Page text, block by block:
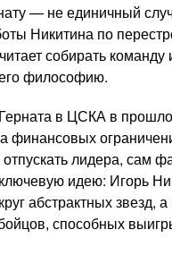
— не единичный
Никитина по
собирать команду
философию.
в ЦСКА в
финансовых
лидера, сам
идею: Игорь
абстрактных звезд, а
способных